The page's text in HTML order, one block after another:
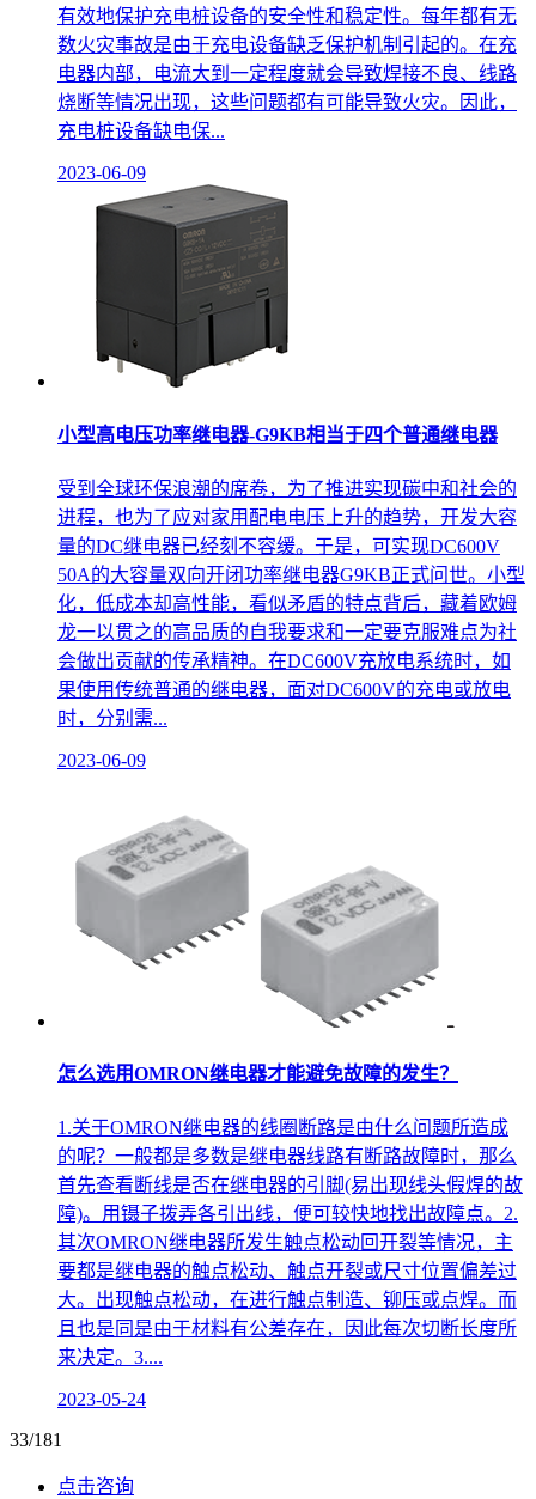
有效地保护充电桩设备的安全性和稳定性。每年都有无
数火灾事故是由于充电设备缺乏保护机制引起的。在充
电器内部，电流大到一定程度就会导致焊接不良、线路
烧断等情况出现，这些问题都有可能导致火灾。因此，
充电桩设备缺电保...
2023-06-09
小型高电压功率继电器-G9KB相当于四个普通继电器
受到全球环保浪潮的席卷，为了推进实现碳中和社会的
进程，也为了应对家用配电电压上升的趋势，开发大容
量的DC继电器已经刻不容缓。于是，可实现DC600V
50A的大容量双向开闭功率继电器G9KB正式问世。小型
化，低成本却高性能，看似矛盾的特点背后，藏着欧姆
龙一以贯之的高品质的自我要求和一定要克服难点为社
会做出贡献的传承精神。在DC600V充放电系统时，如
果使用传统普通的继电器，面对DC600V的充电或放电
时，分别需...
2023-06-09
怎么选用OMRON继电器才能避免故障的发生？
1.关于OMRON继电器的线圈断路是由什么问题所造成
的呢？一般都是多数是继电器线路有断路故障时，那么
首先查看断线是否在继电器的引脚(易出现线头假焊的故
障)。用镊子拨弄各引出线，便可较快地找出故障点。2.
其次OMRON继电器所发生触点松动回开裂等情况，主
要都是继电器的触点松动、触点开裂或尺寸位置偏差过
大。出现触点松动，在进行触点制造、铆压或点焊。而
且也是同是由于材料有公差存在，因此每次切断长度所
来决定。3....
2023-05-24
33/181
点击咨询